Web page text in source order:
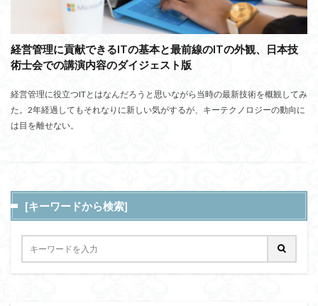
経営管理に貢献できるITの基本と最前線のITの外観、日本技
術士会での講演内容のダイジェスト版
経営管理に役立つITとはなんだろうと思いながら当時の最新技術を概観してみ
た。2年経過してもそれなりに新しい気がするが、キーテクノロジーの動向に
は目を離せない。
[キーワードから検索]